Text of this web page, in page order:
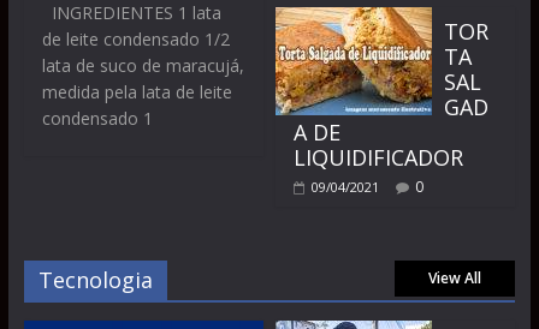
INGREDIENTES 1 lata
de leite condensado 1/2
lata de suco de maracujá,
medida pela lata de leite
condensado 1
TOR
TA
SAL
GAD
A DE
LIQUIDIFICADOR
09/04/2021 0
Tecnologia View All